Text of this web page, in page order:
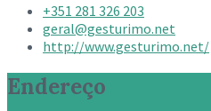
+351 281 326 203
geral@gesturimo.net
http://www.gesturimo.net/
Endereço